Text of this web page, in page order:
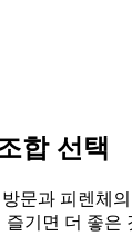
합 선택
문과 피렌체
즐기면 더 좋은